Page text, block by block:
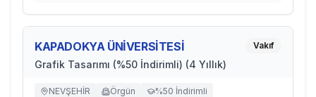
KAPADOKYA ÜNİVERSİTESİ
Grafik Tasarımı (%50 İndirimli) (4 Yıllık)
Vakıf
NEVŞEHİR Örgün %50 İndirimli